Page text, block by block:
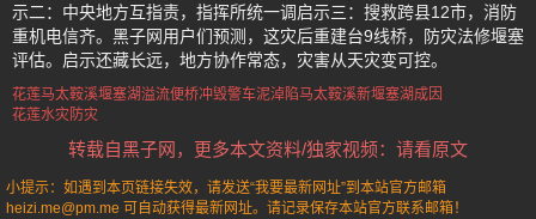
示二：中央地方互指责，指挥所统一调启示三：搜救跨县12市，消防
重机电信齐。黑子网用户们预测，这灾后重建台9线桥，防灾法修堰塞
评估。启示还藏长远，地方协作常态，灾害从天灾变可控。
花莲马太鞍溪堰塞湖溢流便桥冲毁警车泥淖陷马太鞍溪新堰塞湖成因
花莲水灾防灾
转载自黑子网，更多本文资料/独家视频：请看原文
小提示：如遇到本页链接失效，请发送“我要最新网址”到本站官方邮箱
heizi.me@pm.me 可自动获得最新网址。请记录保存本站官方联系邮箱！